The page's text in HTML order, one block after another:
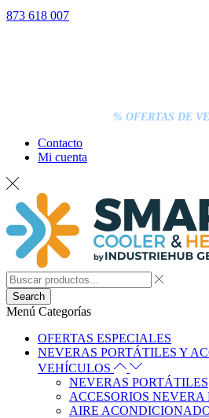
873 618 007
% OFERTAS DE
Contacto
Mi cuenta
Search
Menú Categorías
OFERTAS ESPECIALES
NEVERAS PORTÁTILES Y
VEHÍCULOS
NEVERAS PORTÁTILES
ACCESORIOS NEVERA
AIRE